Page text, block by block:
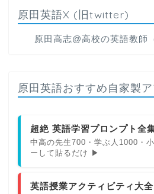
原田英語X (旧twitter)
原田高志@高校の英語教師
原田英語おすすめ自家製ア
超絶 英語学習プロンプト全
中高の先生700・学ぶ人1000・
ーして貼るだけ ▶
英語授業アクティビティ大